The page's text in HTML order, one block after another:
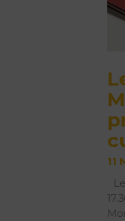
11